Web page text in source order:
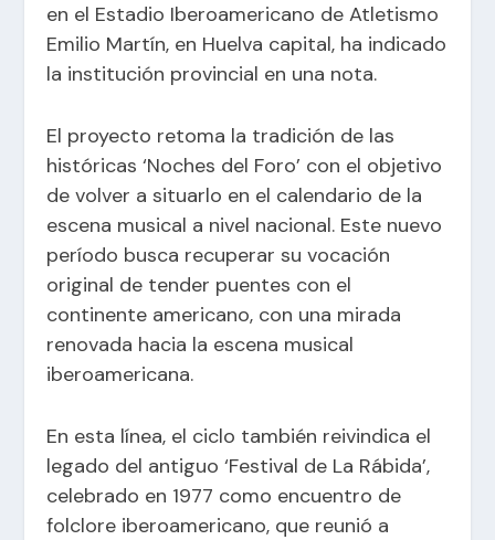
en el Estadio Iberoamericano de Atletismo
Emilio Martín, en Huelva capital, ha indicado
la institución provincial en una nota.
El proyecto retoma la tradición de las
históricas ‘Noches del Foro’ con el objetivo
de volver a situarlo en el calendario de la
escena musical a nivel nacional. Este nuevo
período busca recuperar su vocación
original de tender puentes con el
continente americano, con una mirada
renovada hacia la escena musical
iberoamericana.
En esta línea, el ciclo también reivindica el
legado del antiguo ‘Festival de La Rábida’,
celebrado en 1977 como encuentro de
folclore iberoamericano, que reunió a